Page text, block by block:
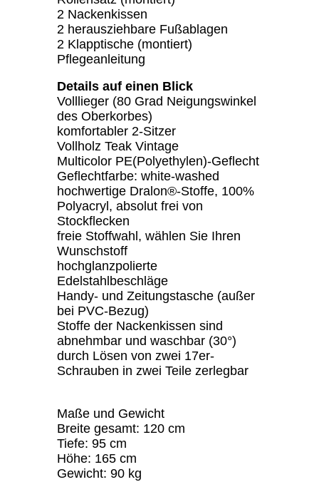
2 Nackenkissen
2 herausziehbare Fußablagen
2 Klapptische (montiert)
Pflegeanleitung
Details auf einen Blick
Volllieger (80 Grad Neigungswinkel
des Oberkorbes)
komfortabler 2-Sitzer
Vollholz Teak Vintage
Multicolor PE(Polyethylen)-Geflecht
Geflechtfarbe: white-washed
hochwertige Dralon®-Stoffe, 100%
Polyacryl, absolut frei von
Stockflecken
freie Stoffwahl, wählen Sie Ihren
Wunschstoff
hochglanzpolierte
Edelstahlbeschläge
Handy- und Zeitungstasche (außer
bei PVC-Bezug)
Stoffe der Nackenkissen sind
abnehmbar und waschbar (30°)
durch Lösen von zwei 17er-
Schrauben in zwei Teile zerlegbar
Maße und Gewicht
Breite gesamt: 120 cm
Tiefe: 95 cm
Höhe: 165 cm
Gewicht: 90 kg